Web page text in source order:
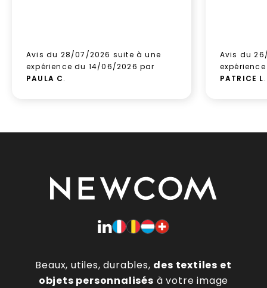
Avis du 28/07/2026 suite à une
expérience du 14/06/2026 par
PAULA C.
Avis du
PATRICE L.
Beaux, utiles, durables, des textiles et
objets personnalisés à votre image